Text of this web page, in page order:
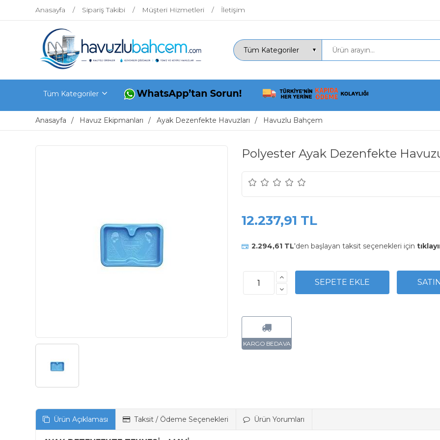
Anasayfa Sipariş Takibi Müşteri Hizmetleri İletişim
Tüm Kategoriler
Anasayfa Havuz Ekipmanları Ayak Dezenfekte Havuzları Havuzlu Bahçem
Polyester Ayak Dezenfekte
12.237,91 TL
2.294,61 TL'den başlayan taksit seçenekleri için
Ürün Açıklaması Taksit / Ödeme Seçenekleri Ürün Yorumları